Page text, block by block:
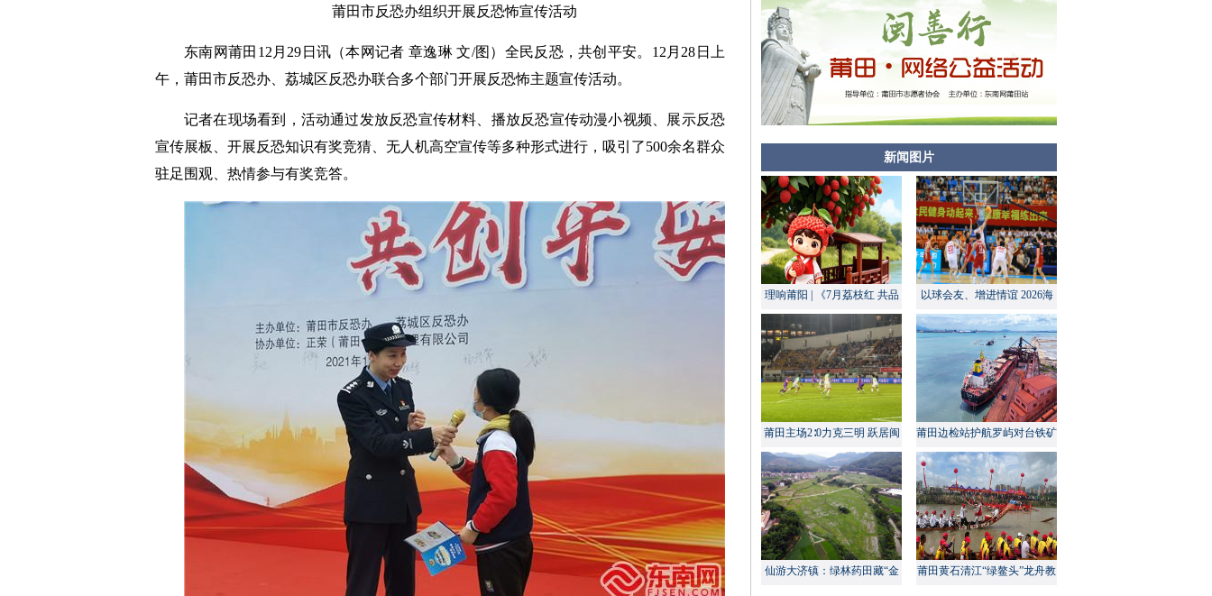
莆田市反恐办组织开展反恐怖宣传活动
东南网莆田12月29日讯（本网记者 章逸琳 文/图）全民反恐，共创平安。12月28日上
午，莆田市反恐办、荔城区反恐办联合多个部门开展反恐怖主题宣传活动。
记者在现场看到，活动通过发放反恐宣传材料、播放反恐宣传动漫小视频、展示反恐
宣传展板、开展反恐知识有奖竞猜、无人机高空宣传等多种形式进行，吸引了500余名群众
驻足围观、热情参与有奖竞答。
新闻图片
理响莆阳 | 《7月荔枝红 共品
莆田甜》
以球会友、增进情谊 2026海
峡两岸大学生篮球赛在莆田开
幕
莆田主场2∶0力克三明 跃居闽
超积分榜第四
莆田边检站护航罗屿对台铁矿
中转量同比增长超60%
仙游大济镇：绿林药田藏“金
莆田黄石清江“绿鳌头”龙舟教